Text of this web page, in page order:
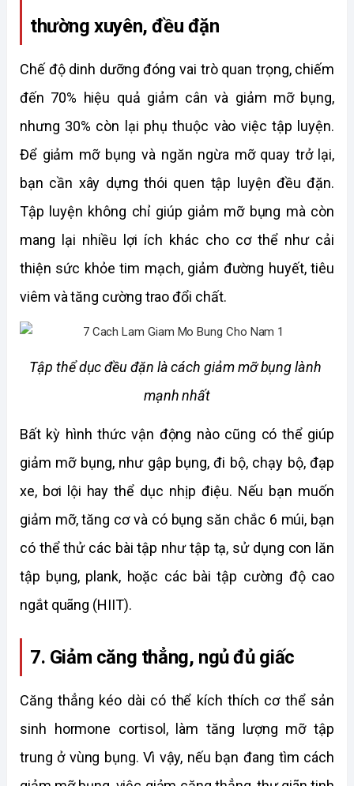
thường xuyên, đều đặn
Chế độ dinh dưỡng đóng vai trò quan trọng, chiếm
đến 70% hiệu quả giảm cân và giảm mỡ bụng,
nhưng 30% còn lại phụ thuộc vào việc tập luyện.
Để giảm mỡ bụng và ngăn ngừa mỡ quay trở lại,
bạn cần xây dựng thói quen tập luyện đều đặn.
Tập luyện không chỉ giúp giảm mỡ bụng mà còn
mang lại nhiều lợi ích khác cho cơ thể như cải
thiện sức khỏe tim mạch, giảm đường huyết, tiêu
viêm và tăng cường trao đổi chất.
Tập thể dục đều đặn là cách giảm mỡ bụng lành
mạnh nhất
Bất kỳ hình thức vận động nào cũng có thể giúp
giảm mỡ bụng, như gập bụng, đi bộ, chạy bộ, đạp
xe, bơi lội hay thể dục nhịp điệu. Nếu bạn muốn
giảm mỡ, tăng cơ và có bụng săn chắc 6 múi, bạn
có thể thử các bài tập như tập tạ, sử dụng con lăn
tập bụng, plank, hoặc các bài tập cường độ cao
ngắt quãng (HIIT).
7. Giảm căng thẳng, ngủ đủ giấc
Căng thẳng kéo dài có thể kích thích cơ thể sản
sinh hormone cortisol, làm tăng lượng mỡ tập
trung ở vùng bụng. Vì vậy, nếu bạn đang tìm cách